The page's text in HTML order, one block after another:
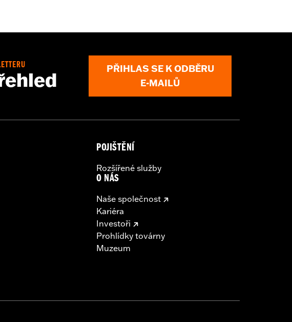
later FLHX, FLTRX, FLTRXSTSE, and
PŘIHLAS SE K ODBĚRU
E-MAILŮ
POJIŠTĚNÍ
Rozšířené služby
O NÁS
Naše společnost
Kariéra
Investoři
Prohlídky továrny
Muzeum